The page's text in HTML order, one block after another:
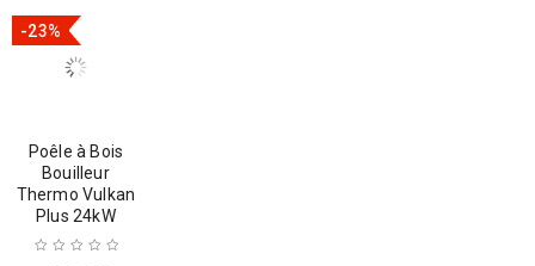
-23%
Poêle à Bois
Bouilleur
Thermo Vulkan
Plus 24kW